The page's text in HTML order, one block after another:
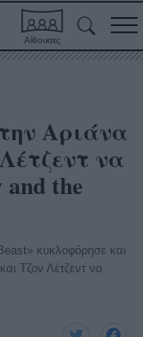
Αίθουσες
Αριάνα
να
the
κυκλοφόρησε και
Τζον Λέτζεντ να